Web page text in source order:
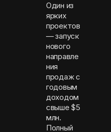
Один из
ярких
проектов
— запуск
нового
направле
ния
продаж с
годовым
доходом
свыше $5
млн.
Полный